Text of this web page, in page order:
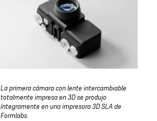
La primera cámara con lente intercambiable
totalmente impresa en 3D se produjo
íntegramente en una impresora 3D SLA de
Formlabs.